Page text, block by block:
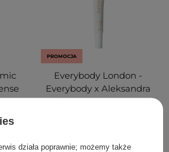
-
-
PROMOCJA
Everybody London -
Everybody x Aleksandra
Sosfa Balsam do Ust - Is it
działa poprawnie; możemy także